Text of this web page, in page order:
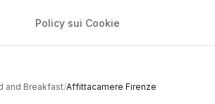
Policy sui Cookie
and Breakfast/Affittacamere Firenze